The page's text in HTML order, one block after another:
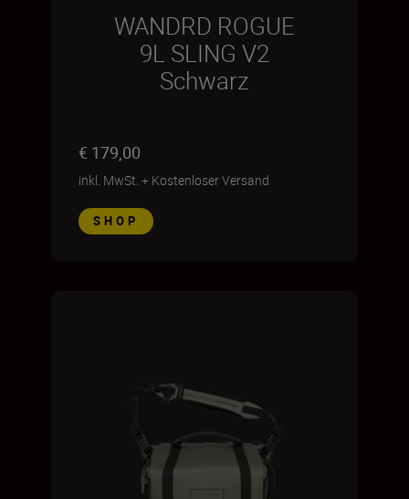
WANDRD ROGUE
9L SLING V2
Schwarz
€ 179,00
inkl. MwSt. + Kostenloser Versand
SHOP